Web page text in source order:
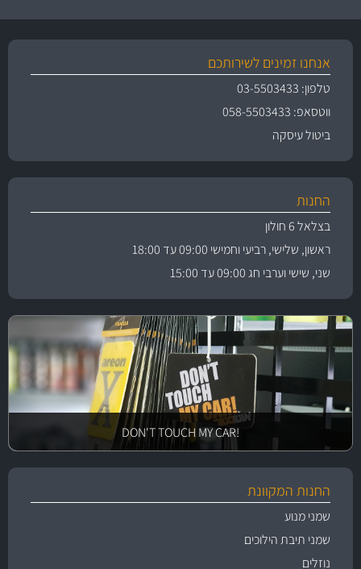
אנחנו זמינים לשירותכם
טלפון: 03-5503433
ווטסאפ: 058-5503433
ביטול עיסקה
החנות
בצלאל 6 חולון
ראשון, שלישי, רביעי וחמישי 09:00 עד 18:00
שני, שישי וערבי חג 09:00 עד 15:00
!DON'T TOUCH MY CAR
החנות המקוונת
שמני מנוע
שמני תיבת הילוכים
נוזלים